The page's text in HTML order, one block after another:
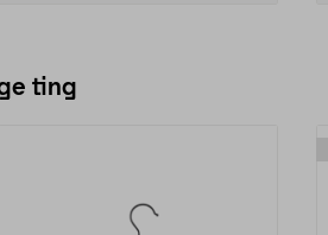
ting